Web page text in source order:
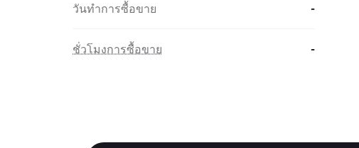
วันทำการซื้อขาย -
ชั่วโมงการซื้อขาย -